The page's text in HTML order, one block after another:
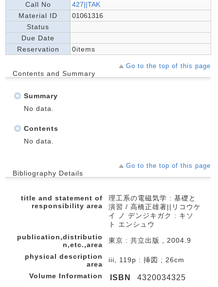
Call No
427||TAK
Material ID
01061316
Status
Due Date
Reservation
0items
Go to the top of this page
Contents and Summary
Summary
No data.
Contents
No data.
Go to the top of this page
Bibliography Details
title and statement of
responsibility area
理工系の電磁気学 : 基礎と
演習 / 高橋正雄著||リコウケ
イ ノ デンジキガク : キソ
ト エンシュウ
publication,distributio
n,etc.,area
東京 : 共立出版 , 2004.9
physical description
area
iii, 119p : 挿図 ; 26cm
Volume Information ISBN 4320034325